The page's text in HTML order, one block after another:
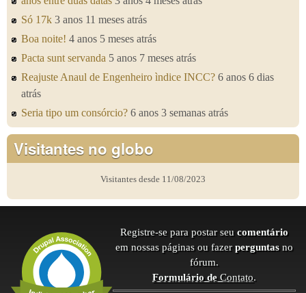
Só 17k 3 anos 11 meses atrás
Boa noite! 4 anos 5 meses atrás
Pacta sunt servanda 5 anos 7 meses atrás
Reajuste Anaul de Engenheiro ìndice INCC? 6 anos 6 dias
atrás
Seria tipo um consórcio? 6 anos 3 semanas atrás
Visitantes no globo
Visitantes desde 11/08/2023
Registre-se para postar seu comentário
em nossas páginas ou fazer perguntas no
fórum.
Formulário deContato.